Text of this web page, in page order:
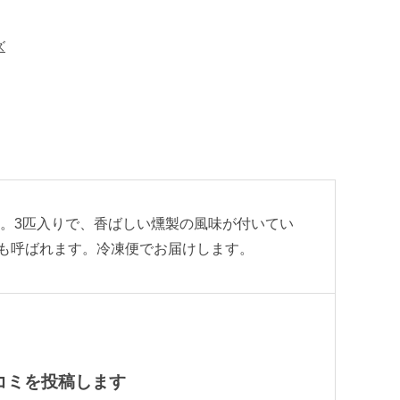
3匹入りで、香ばしい燻製の風味が付いてい
ばれます。冷凍便でお届けします。
ミを投稿します